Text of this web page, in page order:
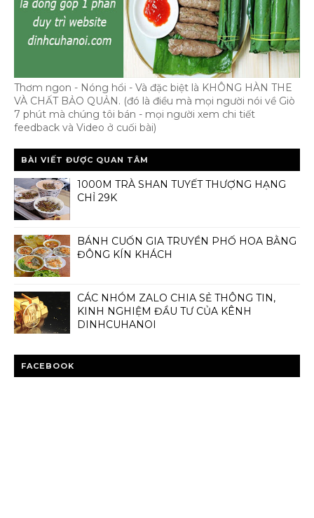
Thơm ngon - Nóng hổi - Và đặc biệt là KHÔNG HÀN THE
VÀ CHẤT BẢO QUẢN. (đó là điều mà mọi người nói về Giò
7 phút mà chúng tôi bán - mọi người xem chi tiết
feedback và Video ở cuối bài)
BÀI VIẾT ĐƯỢC QUAN TÂM
1000M TRÀ SHAN TUYẾT THƯỢNG HẠNG
CHỈ 29K
BÁNH CUỐN GIA TRUYỀN PHỐ HOA BẰNG
ĐÔNG KÍN KHÁCH
CÁC NHÓM ZALO CHIA SẺ THÔNG TIN,
KINH NGHIỆM ĐẦU TƯ CỦA KÊNH
DINHCUHANOI
FACEBOOK